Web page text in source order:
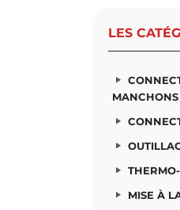
LES
MANCHONS
MISE À